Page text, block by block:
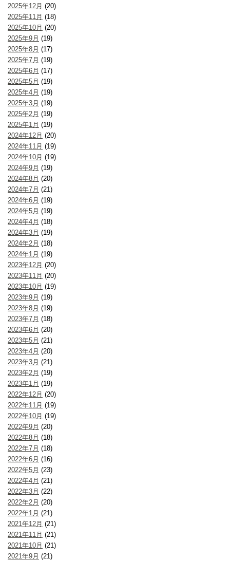
2025年12月 (20)
2025年11月 (18)
2025年10月 (20)
2025年9月 (19)
2025年8月 (17)
2025年7月 (19)
2025年6月 (17)
2025年5月 (19)
2025年4月 (19)
2025年3月 (19)
2025年2月 (19)
2025年1月 (19)
2024年12月 (20)
2024年11月 (19)
2024年10月 (19)
2024年9月 (19)
2024年8月 (20)
2024年7月 (21)
2024年6月 (19)
2024年5月 (19)
2024年4月 (18)
2024年3月 (19)
2024年2月 (18)
2024年1月 (19)
2023年12月 (20)
2023年11月 (20)
2023年10月 (19)
2023年9月 (19)
2023年8月 (19)
2023年7月 (18)
2023年6月 (20)
2023年5月 (21)
2023年4月 (20)
2023年3月 (21)
2023年2月 (19)
2023年1月 (19)
2022年12月 (20)
2022年11月 (19)
2022年10月 (19)
2022年9月 (20)
2022年8月 (18)
2022年7月 (18)
2022年6月 (16)
2022年5月 (23)
2022年4月 (21)
2022年3月 (22)
2022年2月 (20)
2022年1月 (21)
2021年12月 (21)
2021年11月 (21)
2021年10月 (21)
2021年9月 (21)